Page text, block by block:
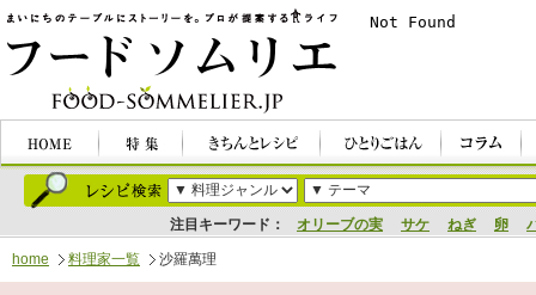
注目キーワード： オリーブの実 サケ ねぎ 卵
home 料理家一覧 沙羅萬理